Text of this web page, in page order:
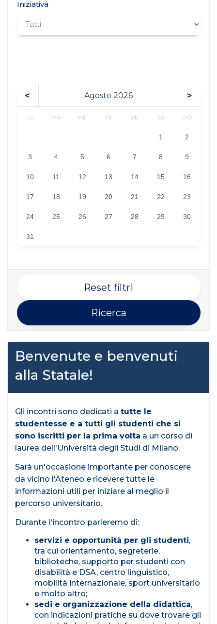
Iniziativa
< >
Agosto 2026
LU MA ME GI VE SA DO
1 2
3 4 5 6 7 8 9
10 11 12 13 14 15 16
17 18 19 20 21 22 23
24 25 26 27 28 29 30
31
Reset filtri
Ricerca
Benvenute e benvenuti
alla Statale!
Gli incontri sono dedicati a tutte le
studentesse e a tutti gli studenti che si
sono iscritti per la prima volta a un corso di
laurea dell'Università degli Studi di Milano.
Sarà un'occasione importante per conoscere
da vicino l'Ateneo e ricevere tutte le
informazioni utili per iniziare al meglio il
percorso universitario.
Durante l'incontro parleremo di:
servizi e opportunità per gli studenti,
tra cui orientamento, segreterie,
biblioteche, supporto per studenti con
disabilità e DSA, centro linguistico,
mobilità internazionale, sport universitario
e molto altro;
sedi e organizzazione della didattica,
con indicazioni pratiche su dove trovare gli